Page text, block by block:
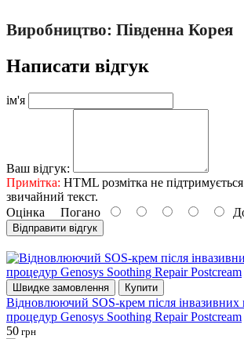
Виробництво: Південна Корея
Написати відгук
ім'я
Ваш відгук:
Примітка: HTML розмітка не
звичайний текст.
Оцінка Погано
Відправити відгук
Швидке замовлення Купити
Відновлюючий SOS-крем після інвазивних
процедур Genosys Soothing Repair Postcream
50 грн